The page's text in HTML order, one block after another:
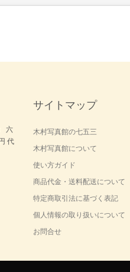
六
代
サイトマップ
木村写真館の七五三
木村写真館について
使い方ガイド
商品代金・送料配送について
特定商取引法に基づく表記
個人情報の取り扱いについて
お問合せ